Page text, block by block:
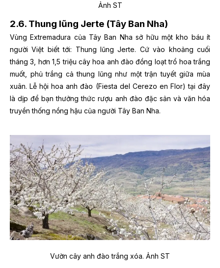
Ảnh ST
2.6. Thung lũng Jerte (Tây Ban Nha)
Vùng Extremadura của Tây Ban Nha sở hữu một kho báu ít
người Việt biết tới: Thung lũng Jerte. Cứ vào khoảng cuối
tháng 3, hơn 1,5 triệu cây hoa anh đào đồng loạt trổ hoa trắng
muốt, phủ trắng cả thung lũng như một trận tuyết giữa mùa
xuân. Lễ hội hoa anh đào (Fiesta del Cerezo en Flor) tại đây
là dịp để bạn thưởng thức rượu anh đào đặc sản và văn hóa
truyền thống nồng hậu của người Tây Ban Nha.
Vườn cây anh đào trắng xóa. Ảnh ST